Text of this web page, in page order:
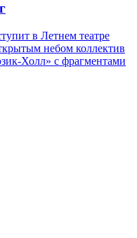
в Летнем театре
небом коллектив
Холл» с фрагментами